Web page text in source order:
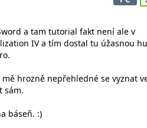
a tam tutorial fakt není ale v
IV a tím dostal tu úžasnou
hrozně nepřehledné se vyznat
sám.
báseň. :)